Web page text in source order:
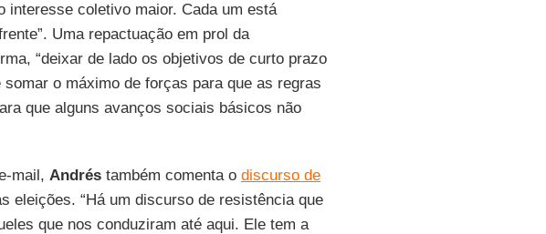
interesse coletivo maior. Cada um está
Uma repactuação em prol da
“deixar de lado os objetivos de curto prazo
o máximo de forças para que as regras
que alguns avanços sociais básicos não
mail, Andréstambém comenta o discurso de
eleições. “Há um discurso de resistência que
que nos conduziram até aqui. Ele tem a